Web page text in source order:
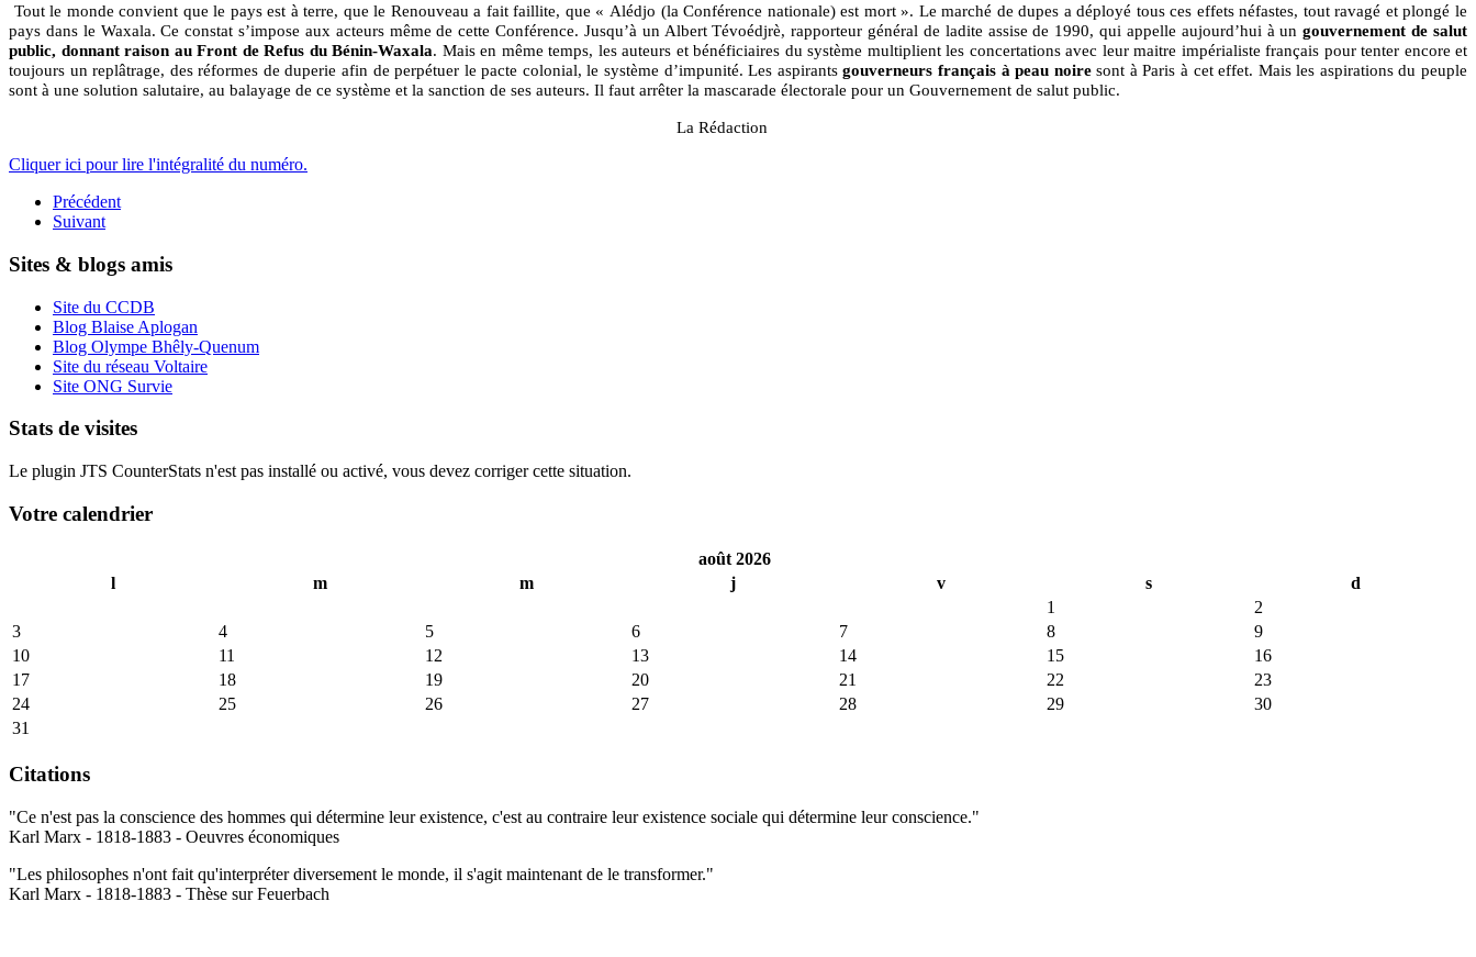
Tout le monde convient que le pays est à terre, que le Renouveau a fait faillite, que « Alédjo (la Conférence nationale) est mort ». Le marché de dupes a déployé tous ces effets néfastes, tout ravagé et plongé le
pays dans le Waxala. Ce constat s’impose aux acteurs même de cette Conférence. Jusqu’à un Albert Tévoédjrè, rapporteur général de ladite assise de 1990, qui appelle aujourd’hui à ungouvernement de salut
public, donnant raison au Front de Refus du Bénin-Waxala. Mais en même temps, les auteurs et bénéficiaires du système multiplient les concertations avec leur maitre impérialiste français pour tenter encore et
toujours un replâtrage, des réformes de duperie afin de perpétuer le pacte colonial, le système d’impunité. Les aspirantsgouverneurs français à peau noiresont à Paris à cet effet. Mais les aspirations du peuple
sont à une solution salutaire, au balayage de ce système et la sanction de ses auteurs. Il faut arrêter la mascarade électorale pour un Gouvernement de salut public.
La Rédaction
Cliquer ici pour lire l'intégralité du numéro.
Précédent
Suivant
Sites & blogs amis
Site du CCDB
Blog Blaise Aplogan
Blog Olympe Bhêly-Quenum
Site du réseau Voltaire
Site ONG Survie
Stats de visites
Le plugin JTS CounterStats n'est pas installé ou activé, vous devez corriger cette situation.
Votre calendrier
août 2026
l
m m j v s
d
1
2
3
4 5 6 7 8
9
10
11 12 13 14 15
16
17
18 19 20 21 22
23
24
25 26 27 28 29
30
31
Citations
"Ce n'est pas la conscience des hommes qui détermine leur existence, c'est au contraire leur existence sociale qui détermine leur conscience."
Karl Marx - 1818-1883 - Oeuvres économiques
"Les philosophes n'ont fait qu'interpréter diversement le monde, il s'agit maintenant de le transformer."
Karl Marx - 1818-1883 - Thèse sur Feuerbach